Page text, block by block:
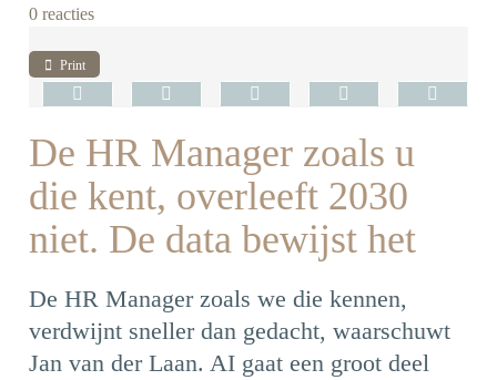
0 reacties
Print
De HR Manager zoals u
die kent, overleeft 2030
niet. De data bewijst het
De HR Manager zoals we die kennen,
verdwijnt sneller dan gedacht, waarschuwt
Jan van der Laan. AI gaat een groot deel